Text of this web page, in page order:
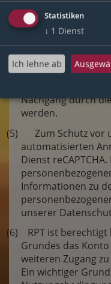
(4) Die Zugangsdaten
bei Verlust neu
der Zugangsdaten
Nutzer:innen auf
Account mit
umgezogen
zufälliges
Nachgang durch
werden.
(5) Zum Schutz vor
automatisierten
Dienst
Informationen zu
unserer
(6) RPT ist berechtigt
Grundes das
weiteren Zugang
Ein wichtiger
Statistiken
↓ 1 Dienst
Ich lehne ab